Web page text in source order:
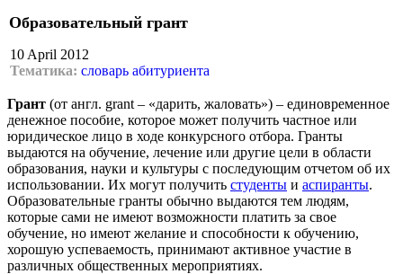
Образовательный грант
10 April 2012
Тематика: словарь абитуриента
Грант (от англ. grant – «дарить, жаловать») – единовременное
денежное пособие, которое может получить частное или
юридическое лицо в ходе конкурсного отбора. Гранты
выдаются на обучение, лечение или другие цели в области
образования, науки и культуры с последующим отчетом об их
использовании. Их могут получить студенты и аспиранты.
Образовательные гранты обычно выдаются тем людям,
которые сами не имеют возможности платить за свое
обучение, но имеют желание и способности к обучению,
хорошую успеваемость, принимают активное участие в
различных общественных мероприятиях.